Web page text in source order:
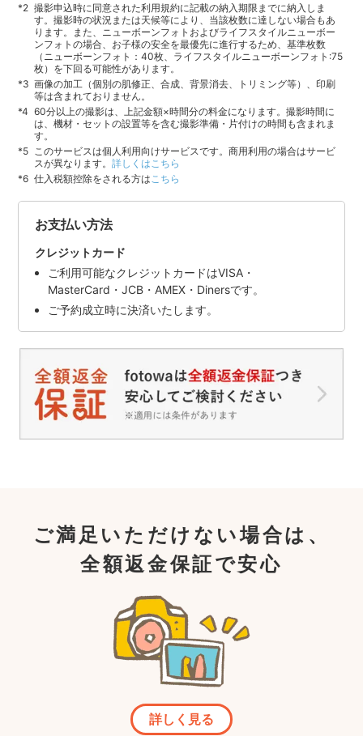
撮影申込時に同意された利用規約に記載の納入期限までに納入しま
す。撮影時の状況または天候等により、当該枚数に達しない場合もあ
ります。また、ニューボーンフォトおよびライフスタイルニューボー
ンフォトの場合、お子様の安全を最優先に進行するため、基準枚数
（ニューボーンフォト：40枚、ライフスタイルニューボーンフォト:75
枚）を下回る可能性があります。
画像の加工（個別の肌修正、合成、背景消去、トリミング等）、印刷
等は含まれておりません。
60分以上の撮影は、上記金額×時間分の料金になります。撮影時間に
は、機材・セットの設置等を含む撮影準備・片付けの時間も含まれま
す。
このサービスは個人利用向けサービスです。商用利用の場合はサービ
スが異なります。詳しくはこちら
仕入税額控除をされる方は こちら
お支払い方法
クレジットカード
ご利用可能なクレジットカードはVISA・
MasterCard・JCB・AMEX・Dinersです。
ご予約成立時に決済いたします。
ご満足いただけない場合は、
全額返金保証で安心
詳しく見る